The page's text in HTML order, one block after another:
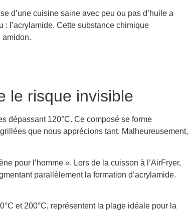
d’une cuisine saine avec peu ou pas d’huile a
l’acrylamide. Cette substance chimique
amidon.
le risque invisible
dépassant 120°C. Ce composé se forme
que nous apprécions tant. Malheureusement,
pour l’homme ». Lors de la cuisson à l’AirFryer,
parallèlement la formation d’acrylamide.
et 200°C, représentent la plage idéale pour la